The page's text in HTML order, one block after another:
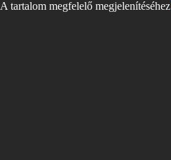
A tartalom megfelelő megjelenítéséhez